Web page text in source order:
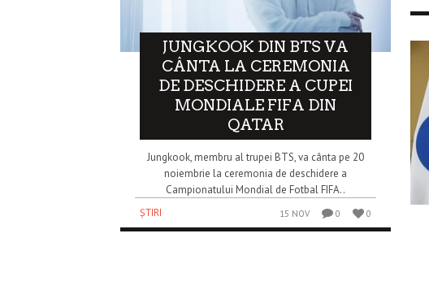
JUNGKOOK DIN BTS VA
CÂNTA LA CEREMONIA
DE DESCHIDERE A CUPEI
MONDIALE FIFA DIN
QATAR
Jungkook, membru al trupei BTS, va cânta pe 20
noiembrie la ceremonia de deschidere a
Campionatului Mondial de Fotbal FIFA..
ȘTIRI
15 NOV 0 0